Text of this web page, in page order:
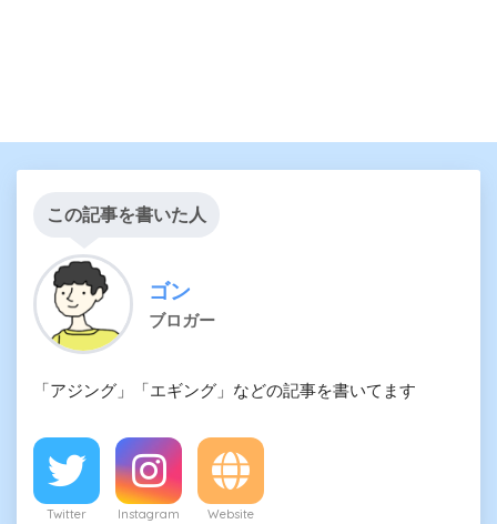
この記事を書いた人
ゴン
ブロガー
「アジング」「エギング」などの記事を書いてます
Twitter Instagram Website